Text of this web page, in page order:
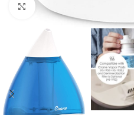
Clic para ampliar